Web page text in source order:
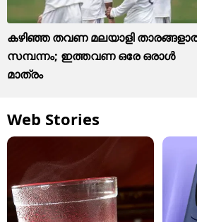
കഴിഞ്ഞ തവണ മലയാളി
സമ്പന്നം; ഇത്തവണ ഒരേ ഒരാള്‍
മാത്രം
Web Stories